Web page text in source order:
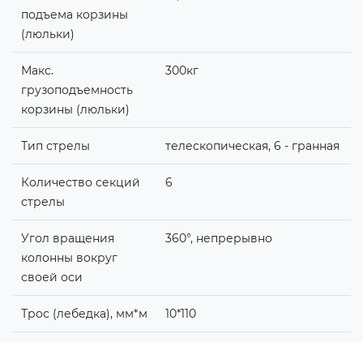
подъема корзины
(люльки)
Макс.
грузоподъемность
корзины (люльки)
300кг
Тип стрелы телескопическая, 6 - гранная
Количество секций
стрелы
6
Угол вращения
колонны вокруг
своей оси
360°, непрерывно
Трос (лебедка), мм*м 10*110